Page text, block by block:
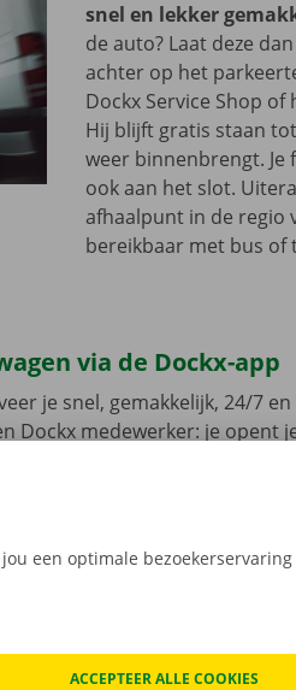
snel en lekker
de auto? Laat deze
achter op het
Dockx Service Shop of
Hij blijft gratis staan
weer binnenbrengt. Je
ook aan het slot.
afhaalpunt in de regio
bereikbaar met bus of
via de Dockx-app
je snel, gemakkelijk, 24/7
Dockx medewerker: je opent
via de
een optimale
ACCEPTEER ALLE COOKIES